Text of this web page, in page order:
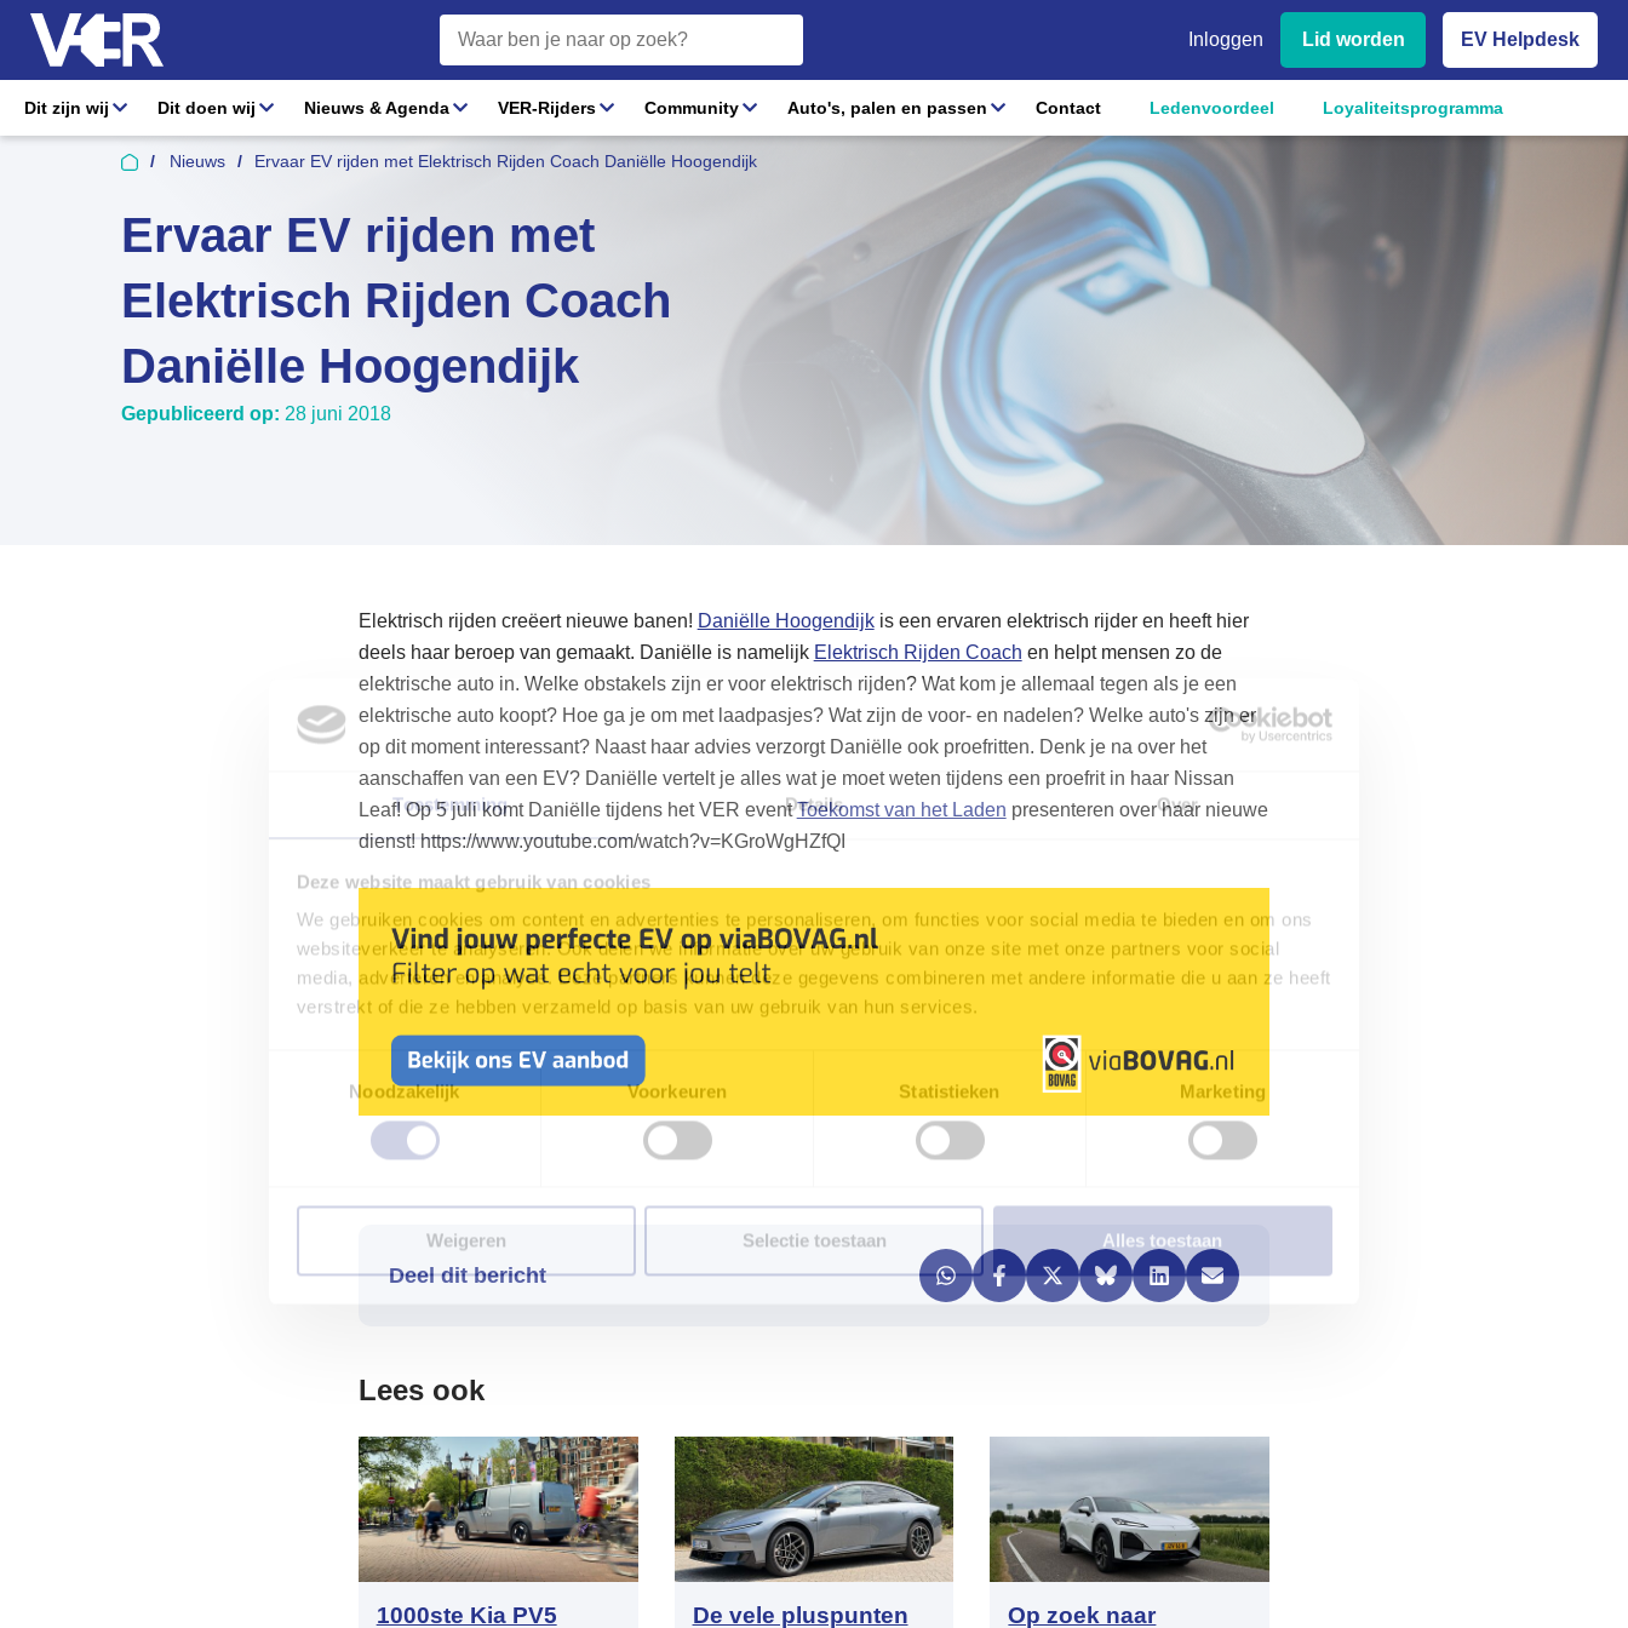
Toestemming Details Over
Deze website maakt gebruik van cookies
We gebruiken cookies om content en advertenties te personaliseren, om functies voor social media te bieden en om ons
websiteverkeer te analyseren. Ook delen we informatie over uw gebruik van onze site met onze partners voor social
media, adverteren en analyse. Deze partners kunnen deze gegevens combineren met andere informatie die u aan ze heeft
verstrekt of die ze hebben verzameld op basis van uw gebruik van hun services.
Toestemmingsselectie
Noodzakelijk
Voorkeuren Statistieken Marketing
Weigeren Selectie toestaan Alles toestaan
Inloggen Lid worden EV Helpdesk
Dit zijn wij Dit doen wij Nieuws & Agenda VER-Rijders Community Auto's, palen en passen Contact Ledenvoordeel Loyaliteitsprogramma
Nieuws Ervaar EV rijden met Elektrisch Rijden Coach Daniëlle Hoogendijk
Ervaar EV rijden met
Elektrisch Rijden Coach
Daniëlle Hoogendijk
Gepubliceerd op: 28 juni 2018
Elektrisch rijden creëert nieuwe banen! Daniëlle Hoogendijkis een ervaren elektrisch rijder en heeft hier
deels haar beroep van gemaakt. Daniëlle is namelijk Elektrisch Rijden Coach en helpt mensen zo de
elektrische auto in. Welke obstakels zijn er voor elektrisch rijden? Wat kom je allemaal tegen als je een
elektrische auto koopt? Hoe ga je om met laadpasjes? Wat zijn de voor- en nadelen? Welke auto's zijn er
op dit moment interessant? Naast haar advies verzorgt Daniëlle ook proefritten. Denk je na over het
aanschaffen van een EV? Daniëlle vertelt je alles wat je moet weten tijdens een proefrit in haar Nissan
Leaf! Op 5 juli komt Daniëlle tijdens het VER eventToekomst van het Laden presenteren over haar nieuwe
dienst! https://www.youtube.com/watch?v=KGroWgHZfQI
Deel dit bericht
Lees ook
1000ste Kia PV5 De vele pluspunten Op zoek naar